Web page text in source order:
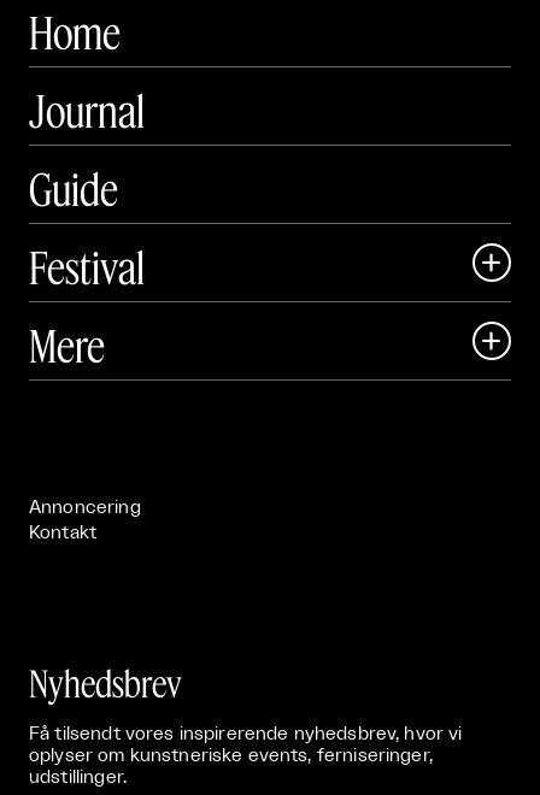
Home
Journal
Guide
Festival

 Art Matter Festival
Mere 
Annoncering
Kontakt
Nyhedsbrev
Få tilsendt vores inspirerende nyhedsbrev, hvor vi
oplyser om kunstneriske events, ferniseringer,
udstillinger.